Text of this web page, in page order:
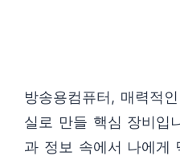
방송용컴퓨터, 매력적
실로 만들 핵심 장비입
과 정보 속에서 나에게